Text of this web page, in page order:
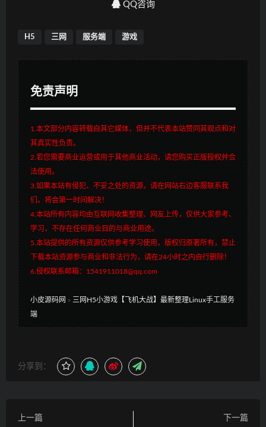
QQ咨询
H5 三网 服务端 游戏
免责声明
1.本文部分内容转载自其它媒体，但并不代表本站赞同其观点和对
其真实性负责。
2.若您需要商业运营或用于其他商业活动，请您购买正版授权并合
法使用。
3.如果本站有侵犯、不妥之处的资源，请在网站右边客服联系我
们。将会第一时间解决！
4.本站所有内容均由互联网收集整理、网友上传，仅供大家参考、
学习，不存在任何商业目的与商业用途。
5.本站提供的所有资源仅供参考学习使用，版权归原著所有，禁止
下载本站资源参与商业和非法行为，请在24小时之内自行删除！
6.侵权联系邮箱：1541911018@qq.com
小皮源码网 » 三网H5小游戏【飞机大战】最新整理Linux手工服务
端
分享到：
上一篇
下一篇